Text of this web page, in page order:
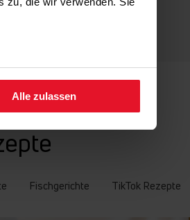
Alle zulassen
Fischgerichte TikTok Rezepte